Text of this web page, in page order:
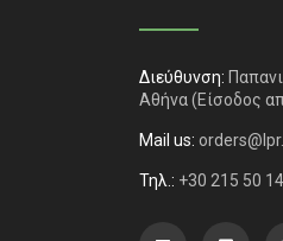
Διεύθυνση:
Αθήνα(Είσοδος
Mail us:
Τηλ.: +30 215 50